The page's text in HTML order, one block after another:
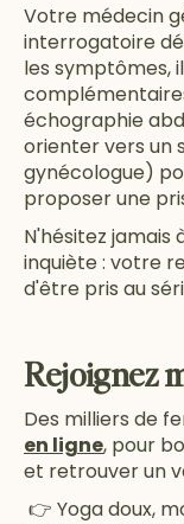
Votre médecin
interrogatoire
les symptômes,
échographie
orienter vers un
gynécologue)
proposer une
N'hésitez jamais
inquiète : votre
d'être pris au
Rejoignez
Des milliers de
en ligne, pour
et retrouver un
👉 Yoga doux,